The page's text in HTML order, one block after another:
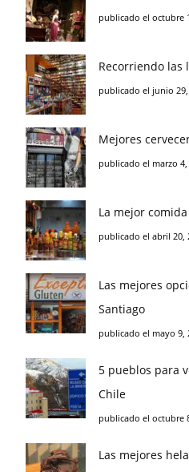
publicado el octubre
Recorriendo las
publicado el junio 29,
Mejores
publicado el marzo 4,
La mejor
publicado el abril 20,
Las mejores
Santiago
publicado el mayo 9,
5 pueblos para
Chile
publicado el octubre
Las mejores